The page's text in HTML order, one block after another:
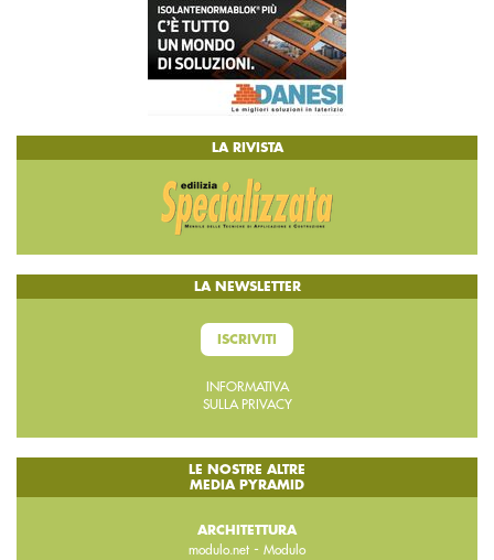
LA RIVISTA
LA NEWSLETTER
ISCRIVITI
INFORMATIVA
SULLA PRIVACY
LE NOSTRE ALTRE
MEDIA PYRAMID
ARCHITETTURA
modulo.net - Modulo